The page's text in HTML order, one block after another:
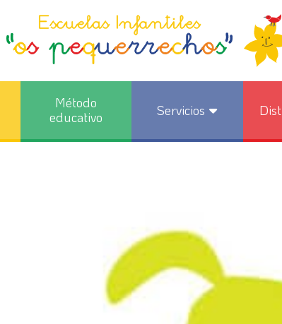
Método
educativo
Servicios